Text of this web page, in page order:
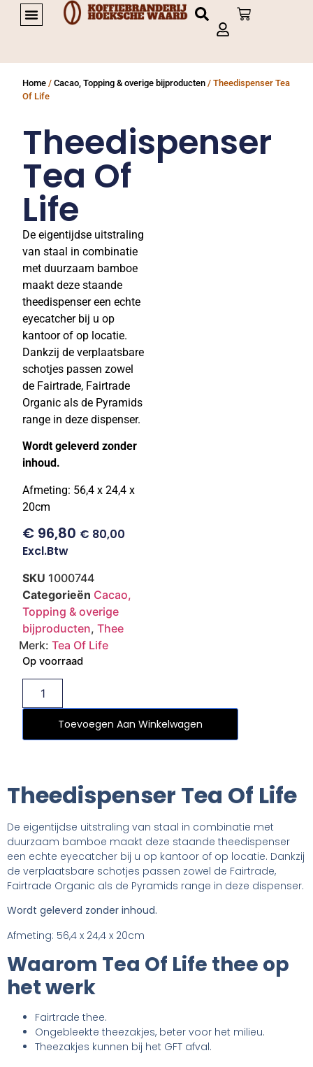
Home /Cacao, Topping & overige bijproducten / Theedispenser Tea
Of Life
Theedispenser
Tea Of
Life
De eigentijdse uitstraling
van staal in combinatie
met duurzaam bamboe
maakt deze staande
theedispenser een echte
eyecatcher bij u op
kantoor of op locatie.
Dankzij de verplaatsbare
schotjes passen zowel
de Fairtrade, Fairtrade
Organic als de Pyramids
range in deze dispenser.
Wordt geleverd zonder
inhoud.
Afmeting: 56,4 x 24,4 x
20cm
€ 96,80 € 80,00
Excl.btw
SKU 1000744
Categorieën Cacao,
Topping & overige
bijproducten,Thee
Merk:Tea Of Life
Op voorraad
Toevoegen Aan Winkelwagen
Theedispenser Tea Of Life
De eigentijdse uitstraling van staal in combinatie met
duurzaam bamboe maakt deze staande theedispenser
een echte eyecatcher bij u op kantoor of op locatie. Dankzij
de verplaatsbare schotjes passen zowel de Fairtrade,
Fairtrade Organic als de Pyramids range in deze dispenser.
Wordt geleverd zonder inhoud.
Afmeting: 56,4 x 24,4 x 20cm
Waarom Tea Of Life thee op
het werk
Fairtrade thee.
Ongebleekte theezakjes, beter voor het milieu.
Theezakjes kunnen bij het GFT afval.